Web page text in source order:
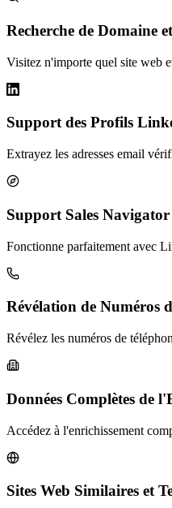
Recherche de Domaine
Visitez n'importe quel site web
Support des Profils
Extrayez les adresses email
Support Sales Navigator
Fonctionne parfaitement avec
Révélation de Numéros
Révélez les numéros de
Données Complètes de
Accédez à l'enrichissement
Sites Web Similaires et